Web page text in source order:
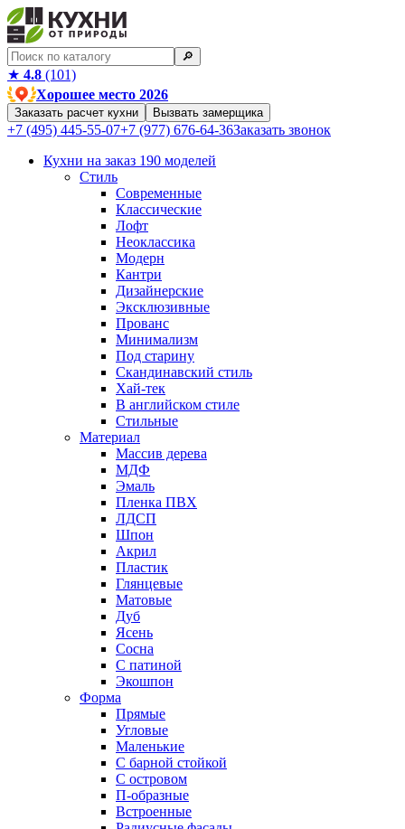
🔎︎
★ 4.8 (101)
Хорошее место 2026
Заказать расчет кухни Вызвать замерщика
+7 (495) 445-55-07+7 (977) 676-64-36Заказать звонок
Кухни на заказ 190 моделей
Стиль
Современные
Классические
Лофт
Неоклассика
Модерн
Кантри
Дизайнерские
Эксклюзивные
Прованс
Минимализм
Под старину
Скандинавский стиль
Хай-тек
В английском стиле
Стильные
Материал
Массив дерева
МДФ
Эмаль
Пленка ПВХ
ЛДСП
Шпон
Акрил
Пластик
Глянцевые
Матовые
Дуб
Ясень
Сосна
С патиной
Экошпон
Форма
Прямые
Угловые
Маленькие
С барной стойкой
С островом
П-образные
Встроенные